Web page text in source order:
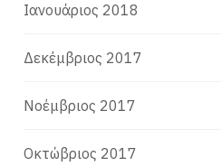
Ιανουάριος 2018
Δεκέμβριος 2017
Νοέμβριος 2017
Οκτώβριος 2017